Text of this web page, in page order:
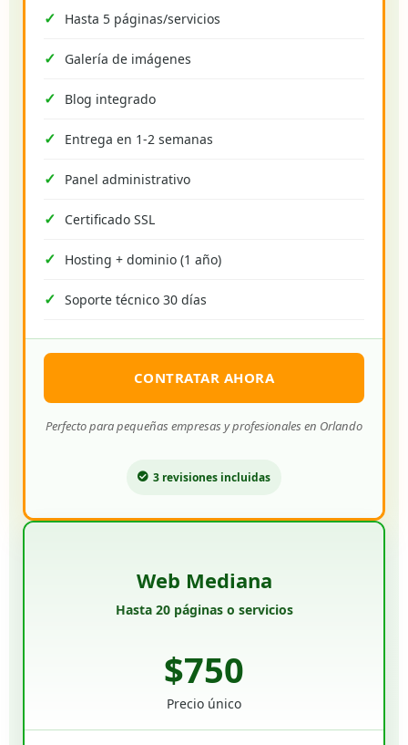
Hasta 5 páginas/servicios
Galería de imágenes
Blog integrado
Entrega en 1-2 semanas
Panel administrativo
Certificado SSL
Hosting + dominio (1 año)
Soporte técnico 30 días
CONTRATAR AHORA
Perfecto para pequeñas empresas y profesionales en Orlando
3 revisiones incluidas
Web Mediana
Hasta 20 páginas o servicios
$750
Precio único